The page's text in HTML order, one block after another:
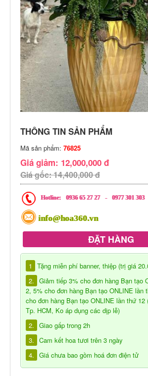
THÔNG TIN SẢN PHẨM
Mã sản phẩm: 76825
Giá giảm: 12,000,000 đ
Giá gốc: 14,400,000 đ
Hotline: 0936 65 27 27 - 0977 301 303
info@hoa360.vn
ĐẶT HÀNG
1
Tặng miễn phí banner, thiệp (trị giá
2. Giảm tiếp 3% cho đơn hàng Bạn tạo
2, 5% cho đơn hàng Bạn tạo ONLINE lần
cho đơn hàng Bạn tạo ONLINE lần thứ 12
Tp. HCM, Ko áp dụng các dịp lễ)
2. Giao gấp trong 2h
3. Cam kết hoa tươi trên 3 ngày
4. Giá chưa bao gồm hoá đơn điện tử